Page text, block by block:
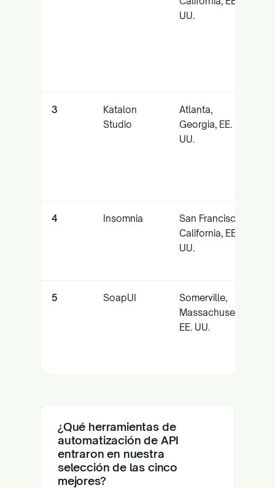
UU.
3
Katalon
Studio
Atlanta,
Georgia, EE.
UU.
4 Insomnia
San Francisco,
California, EE.
UU.
5 SoapUI
Somerville,
Massachusetts,
EE. UU.
¿Qué herramientas de
automatización de API
entraron en nuestra
selección de las cinco
mejores?